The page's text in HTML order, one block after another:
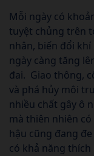
Mỗi ngày có
tuyệt chủng trên
nhân, biến đổi
ngày càng tăng
đai. Giao thông,
và phá hủy môi
nhiều chất gây ô
mà thiên nhiên
hậu cũng đang
có khả năng